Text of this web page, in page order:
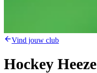
Vind jouw club
Hockey Heeze